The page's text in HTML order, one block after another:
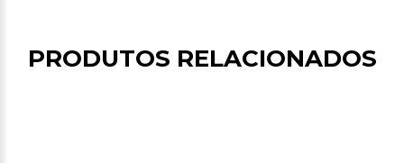
PRODUTOS RELACIONADOS